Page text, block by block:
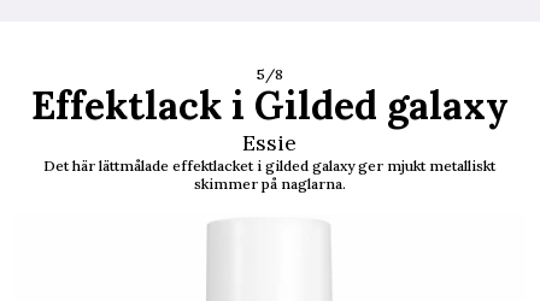
5/8
Effektlack i Gilded galaxy
Essie
Det här lättmålade effektlacket i gilded galaxy ger mjukt metalliskt
skimmer på naglarna.